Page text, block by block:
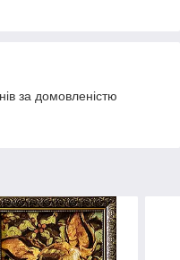
за домовленістю